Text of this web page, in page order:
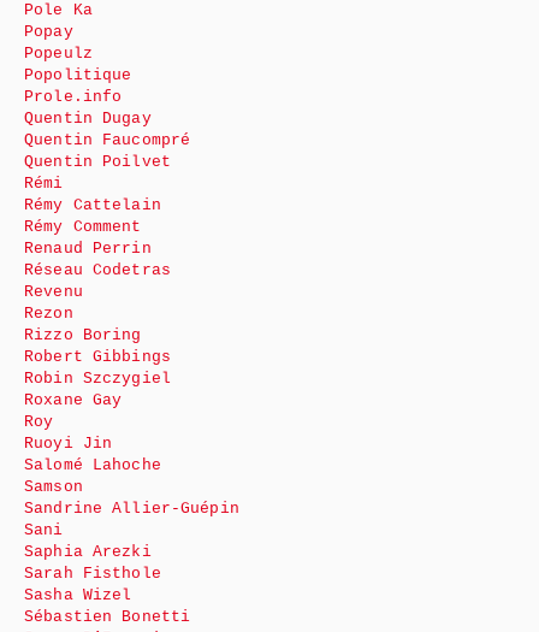
Pole Ka
Popay
Popeulz
Popolitique
Prole.info
Quentin Dugay
Quentin Faucompré
Quentin Poilvet
Rémi
Rémy Cattelain
Rémy Comment
Renaud Perrin
Réseau Codetras
Revenu
Rezon
Rizzo Boring
Robert Gibbings
Robin Szczygiel
Roxane Gay
Roy
Ruoyi Jin
Salomé Lahoche
Samson
Sandrine Allier-Guépin
Sani
Saphia Arezki
Sarah Fisthole
Sasha Wizel
Sébastien Bonetti